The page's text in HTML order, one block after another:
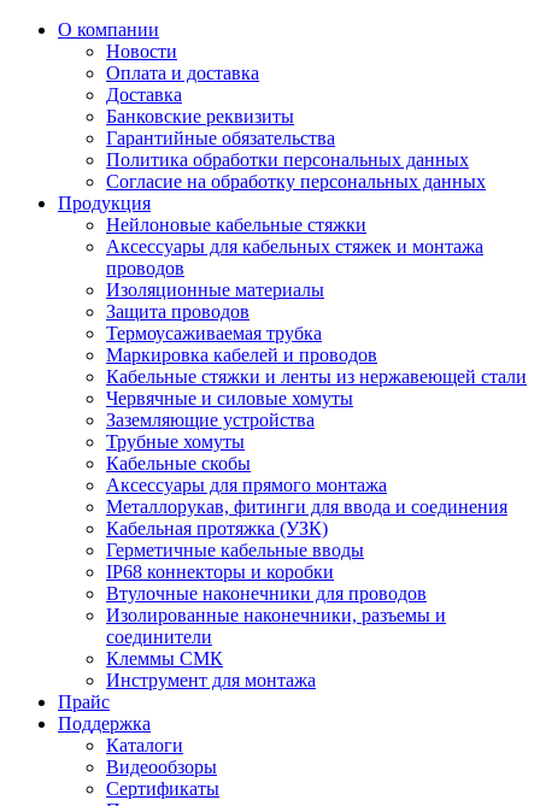
О компании
Новости
Оплата и доставка
Доставка
Банковские реквизиты
Гарантийные обязательства
Политика обработки персональных данных
Согласие на обработку персональных данных
Продукция
Нейлоновые кабельные стяжки
Аксессуары для кабельных стяжек и монтажа
проводов
Изоляционные материалы
Защита проводов
Термоусаживаемая трубка
Маркировка кабелей и проводов
Кабельные стяжки и ленты из нержавеющей стали
Червячные и силовые хомуты
Заземляющие устройства
Трубные хомуты
Кабельные скобы
Аксессуары для прямого монтажа
Металлорукав, фитинги для ввода и соединения
Кабельная протяжка (УЗК)
Герметичные кабельные вводы
IP68 коннекторы и коробки
Втулочные наконечники для проводов
Изолированные наконечники, разъемы и
соединители
Клеммы СМК
Инструмент для монтажа
Прайс
Поддержка
Каталоги
Видеообзоры
Сертификаты